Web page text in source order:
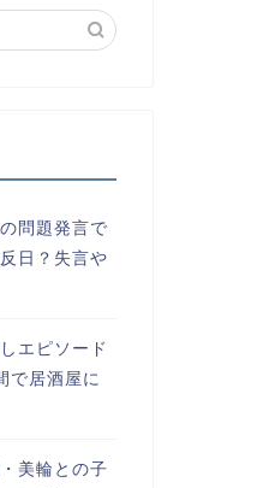
問題発言で
日？失言や
エピソード
で居酒屋に
美輪との子